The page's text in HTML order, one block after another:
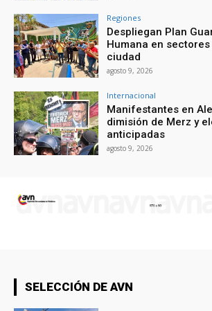
Regiones
Despliegan Plan
Humana en
ciudad
agosto 9, 2026
Internacional
Manifestantes en
dimisión de Merz y
anticipadas
agosto 9, 2026
SELECCIÓN DE AVN